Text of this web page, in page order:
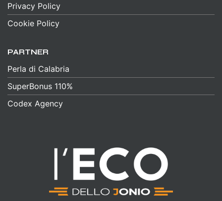
Privacy Policy
Cookie Policy
PARTNER
Perla di Calabria
SuperBonus 110%
Codex Agency